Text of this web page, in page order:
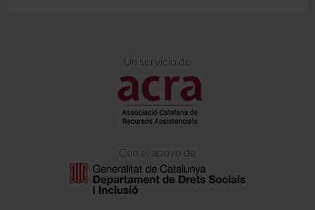
Un servicio de
Con el apoyo de